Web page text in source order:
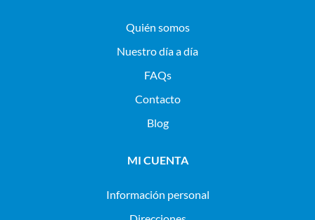
Quién somos
Nuestro día a día
FAQs
Contacto
Blog
MI CUENTA
Información personal